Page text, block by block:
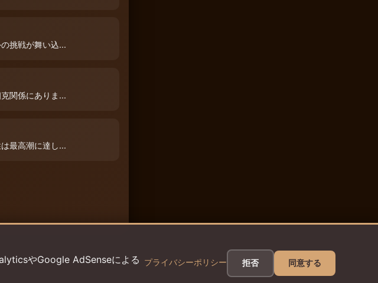
挑戦が舞い込...
関係にありま...
最高潮に達し...
やGoogle AdSenseによる プライバシーポリシー 拒否 同意する